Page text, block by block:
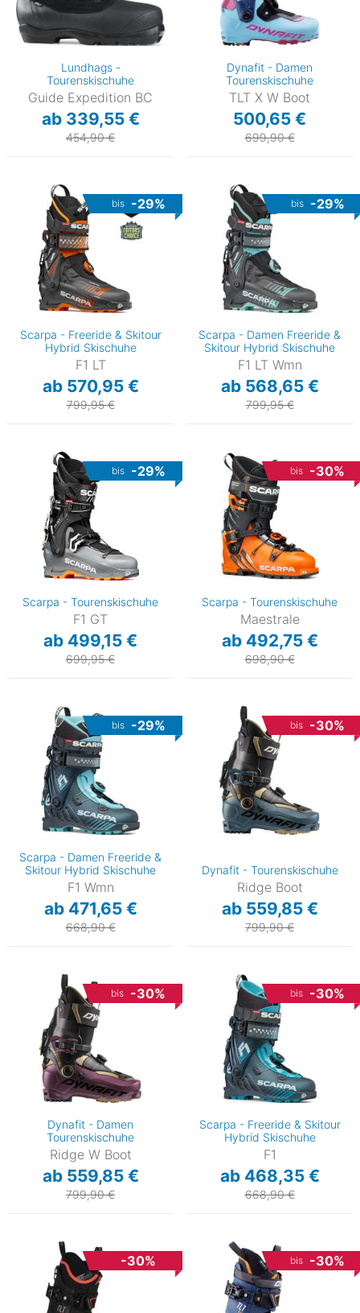
Lundhags -
Tourenskischuhe
Guide Expedition BC
ab 339,55 €
454,90 €
Dynafit - Damen
Tourenskischuhe
TLT X W Boot
500,65 €
699,90 €
bis -29%
Scarpa - Freeride & Skitour
Hybrid Skischuhe
F1 LT
ab 570,95 €
799,95 €
bis -29%
Scarpa - Damen Freeride &
Skitour Hybrid Skischuhe
F1 LT Wmn
ab 568,65 €
799,95 €
bis -29%
Scarpa - Tourenskischuhe
F1 GT
ab 499,15 €
699,95 €
bis -30%
Scarpa - Tourenskischuhe
Maestrale
ab 492,75 €
698,90 €
bis -29%
Scarpa - Damen Freeride &
Skitour Hybrid Skischuhe
F1 Wmn
ab 471,65 €
668,90 €
bis -30%
Dynafit - Tourenskischuhe
Ridge Boot
ab 559,85 €
799,90 €
bis -30%
Dynafit - Damen
Tourenskischuhe
Ridge W Boot
ab 559,85 €
799,90 €
bis -30%
Scarpa - Freeride & Skitour
Hybrid Skischuhe
F1
ab 468,35 €
668,90 €
-30% bis -30%